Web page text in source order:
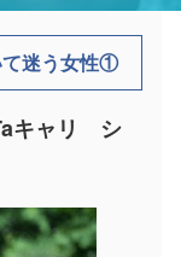
迷う女性①
キャリ シ